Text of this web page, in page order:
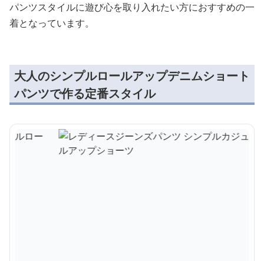
パンツスタイルに遊び心を取り入れたい方におすすめの一
着となっています。
大人のシンプルロールアップデニムショート
パンツで作る定番スタイル